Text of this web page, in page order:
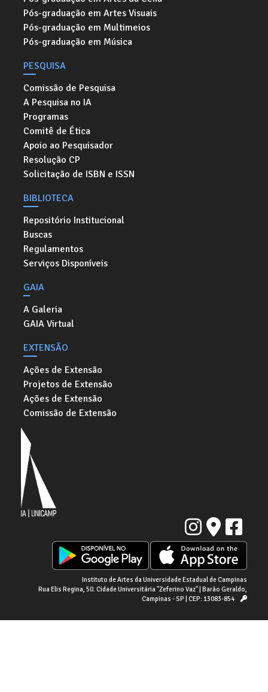
Pós-graduação em Artes Visuais
Pós-graduação em Multimeios
Pós-graduação em Música
PESQUISA
Comissão de Pesquisa
A Pesquisa no IA
Programas
Comitê de Ética
Apoio ao Pesquisador
Resolução CP
Solicitação de ISBN e ISSN
BIBLIOTECA
Repositório Institucional
Buscas
Regulamentos
Serviços Disponíveis
GAIA
A Galeria
GAIA Virtual
EXTENSÃO
Ações de Extensão
Projetos de Extensão
Ações de Extensão
Comissão de Extensão
Instituto de Artes da Universidade Estadual de Campinas
Rua Elis Regina, 50. Cidade Universitária "Zeferino Vaz" | Barão Geraldo,
Campinas - SP | CEP: 13083-854